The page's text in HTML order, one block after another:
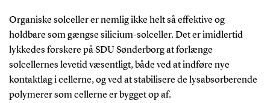
Organiske solceller er nemlig ikke helt så effektive og
holdbare som gængse silicium-solceller. Det er imidlertid
lykkedes forskere på SDU Sønderborg at forlænge
solcellernes levetid væsentligt, både ved at indføre nye
kontaktlag i cellerne, og ved at stabilisere de lysabsorberende
polymerer som cellerne er bygget op af.